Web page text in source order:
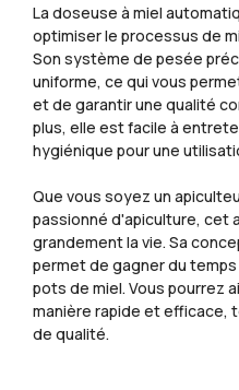
La doseuse à miel
optimiser le processus de
Son système de pesée
uniforme, ce qui vous
et de garantir une qualité
plus, elle est facile à
hygiénique pour une
Que vous soyez un
passionné d'apiculture, cet
grandement la vie. Sa
permet de gagner du
pots de miel. Vous pourrez
manière rapide et efficace,
de qualité.